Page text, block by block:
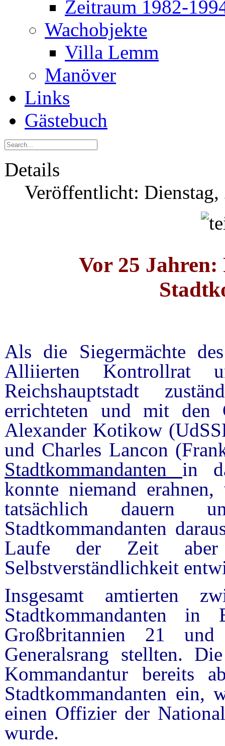
Zeitraum 1982-
Wachobjekte
Villa Lemm
Manöver
Links
Gästebuch
Details
Veröffentlicht: Dienstag,
Vor 25
Als die Siegermächte
Alliierten Kontrollrat
Reichshauptstadt
errichteten und mit den
Alexander Kotikow
und Charles Lancon
Stadtkommandanten in
konnte niemand
tatsächlich dauern
Stadtkommandanten
Laufe der Zeit
Selbstverständlichkeit
Insgesamt amtierten
Stadtkommandanten
Großbritannien 21
Generalsrang stellten.
Kommandantur bereits
Stadtkommandanten ein,
einen Offizier der
wurde.